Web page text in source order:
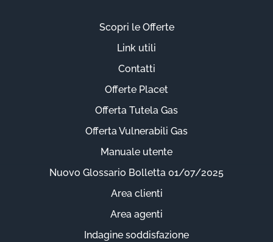
Scopri le Offerte
Link utili
Contatti
Offerte Placet
Offerta Tutela Gas
Offerta Vulnerabili Gas
Manuale utente
Nuovo Glossario Bolletta 01/07/2025
Area clienti
Area agenti
Indagine soddisfazione